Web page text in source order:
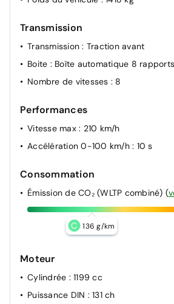
Transmission
Transmission: Traction avant
Boite : Boîte automatique 8 rapports
Nombre de vitesses : 8
Performances
Vitesse max : 210 km/h
Accélération 0-100 km/h : 10 s
Consommation
Émission de CO₂ (WLTP combiné) (
C 136 g/km
Moteur
Cylindrée : 1199 cc
Puissance DIN : 131 ch